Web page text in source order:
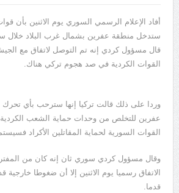
أفاد الإعلام الرسمي السوري يوم الاثنين بأن
ستدخل منطقة عفرين بشمال غرب البلاد خلال
قال مسؤول كردي إنه تم التوصل لاتفاق مع
القوات الكردية في صد هجوم تركي هناك.
وردا على ذلك قالت تركيا إنها سترحب بأي
عفرين للتخلص من وحدات حماية الشعب
القوات السورية لحماية المقاتلين الأكراد
وقال مسؤول كردي سوري ثان إنه كان من
الاتفاق رسميا يوم الاثنين إلا أن ضغوطا
قدما.